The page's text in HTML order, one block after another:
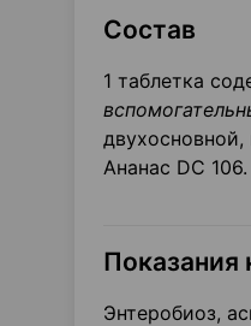
Состав
1 таблетка
Ананас DC 106.
Показания
Энтеробиоз,